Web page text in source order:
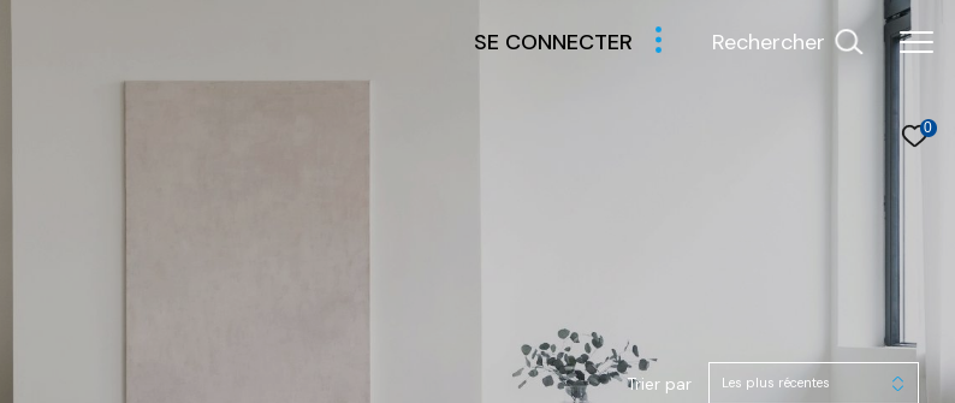
0
SE CONNECTER Rechercher
Trier par Les plus récentes